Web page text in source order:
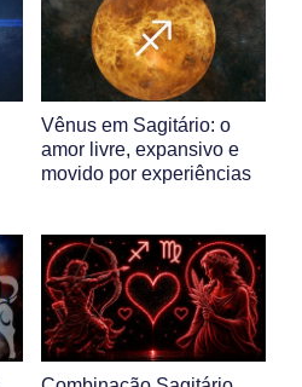
Vênus em Sagitário: o
amor livre, expansivo e
movido por experiências